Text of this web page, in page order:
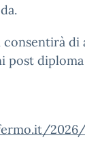
di
post